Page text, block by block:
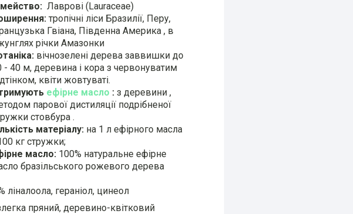
Лаврові (Lauraceae)
тропічні ліси Бразилії, Перу,
Гвіана, Південна Америка , в
річки Амазонки
вічнозелені дерева заввишки до
- 40 м, деревина і кора з червонуватим
квіти жовтуваті.
ефірне масло : з деревини ,
парової дистиляції подрібненої
стовбура .
матеріалу: на 1 л ефірного масла
кг стружки;
масло: 100% натуральне ефірне
бразільського рожевого дерева
ліналоола, гераніол, цинеол
пряний, деревино-квітковий